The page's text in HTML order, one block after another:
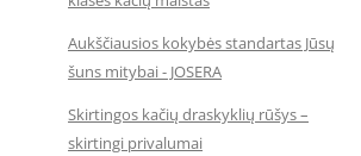
Aukščiausios kokybės standartas Jūsų
šuns mitybai - JOSERA
Skirtingos kačių draskyklių rūšys –
skirtingi privalumai